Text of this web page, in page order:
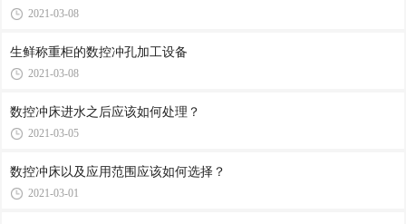
2021-03-08
生鲜称重柜的数控冲孔加工设备
2021-03-08
数控冲床进水之后应该如何处理？
2021-03-05
数控冲床以及应用范围应该如何选择？
2021-03-01